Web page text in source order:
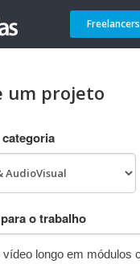
Freelancers
um projeto
o trabalho